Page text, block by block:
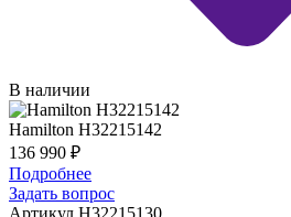
В наличии
Hamilton H32215142
136 990 ₽
Подробнее
Задать вопрос
Артикул H32215130